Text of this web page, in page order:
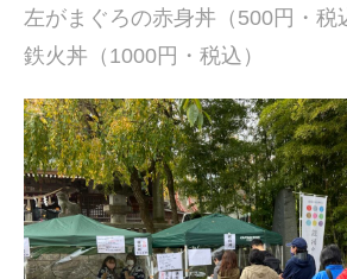
左がまぐろの赤身丼（500円・税
鉄火丼（1000円・税込）